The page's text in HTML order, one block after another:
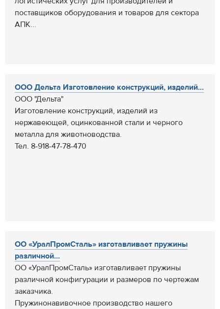
поставщиков оборудования и товаров для сектора
АПК...
ООО Дельта Изготовление конструкций, изделий...
ООО "Дельта"
Изготовление конструкций, изделий из
нержавеющей, оцинкованной стали и черного
металла для животноводства.
Тел. 8-918-47-78-470
ОО «УралПромСталь» изготавливает пружины
различной...
ОО «УралПромСталь» изготавливает пружины
различной конфигурации и размеров по чертежам
заказчика.
Пружинонавивочное производство нашего